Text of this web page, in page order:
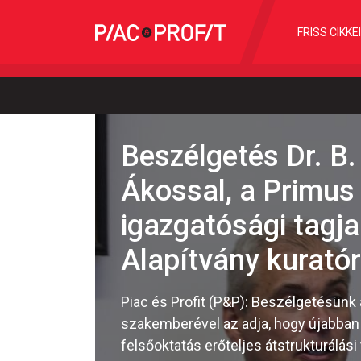
FRISS
Beszélgetés Dr.
Ákossal, a
igazgatósági
Alapítvány
Piac és Profit (P&P):
szakemberével az adja, hogy
felsőoktatás erőteljes átstrukturálási